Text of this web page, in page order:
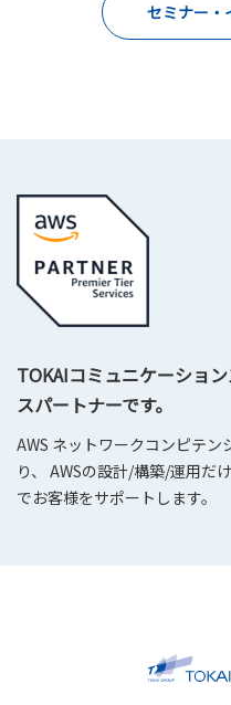
セミナー・
TOKAIコミュニケーショ
スパートナーです。
AWS ネットワークコンピテ
り、 AWSの設計/構築/運用だ
でお客様をサポートします。